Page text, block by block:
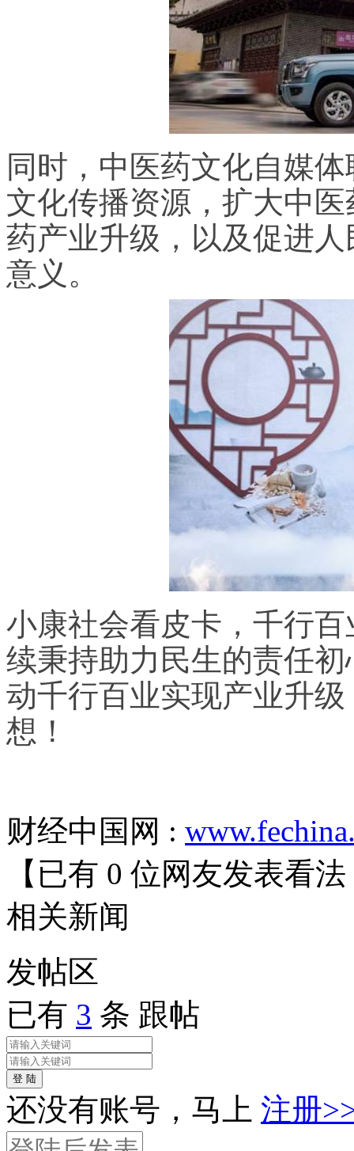
同时，中医药文化自媒
文化传播资源，扩大中
药产业升级，以及促进
意义。
小康社会看皮卡，千行
续秉持助力民生的责任
动千行百业实现产业升
想！
财经中国网 :
【已有 0 位网友发表看法
相关新闻
发帖区
已有 3 条 跟帖
登 陆
还没有账号，马上 注册